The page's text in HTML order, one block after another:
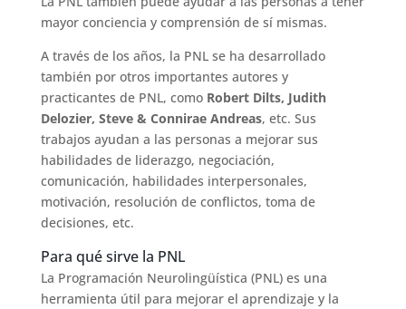
mayor conciencia y comprensión de sí mismas.
A través de los años, la PNL se ha desarrollado
también por otros importantes autores y
practicantes de PNL, como Robert Dilts, Judith
Delozier, Steve & Connirae Andreas, etc. Sus
trabajos ayudan a las personas a mejorar sus
habilidades de liderazgo, negociación,
comunicación, habilidades interpersonales,
motivación, resolución de conflictos, toma de
decisiones, etc.
Para qué sirve la PNL
La Programación Neurolingüística (PNL) es una
herramienta útil para mejorar el aprendizaje y la